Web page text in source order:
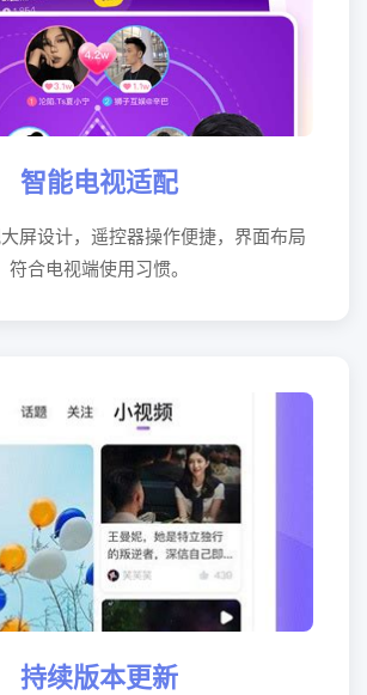
智能电视适配
屏设计，遥控器操作便捷，界面布局
符合电视端使用习惯。
持续版本更新